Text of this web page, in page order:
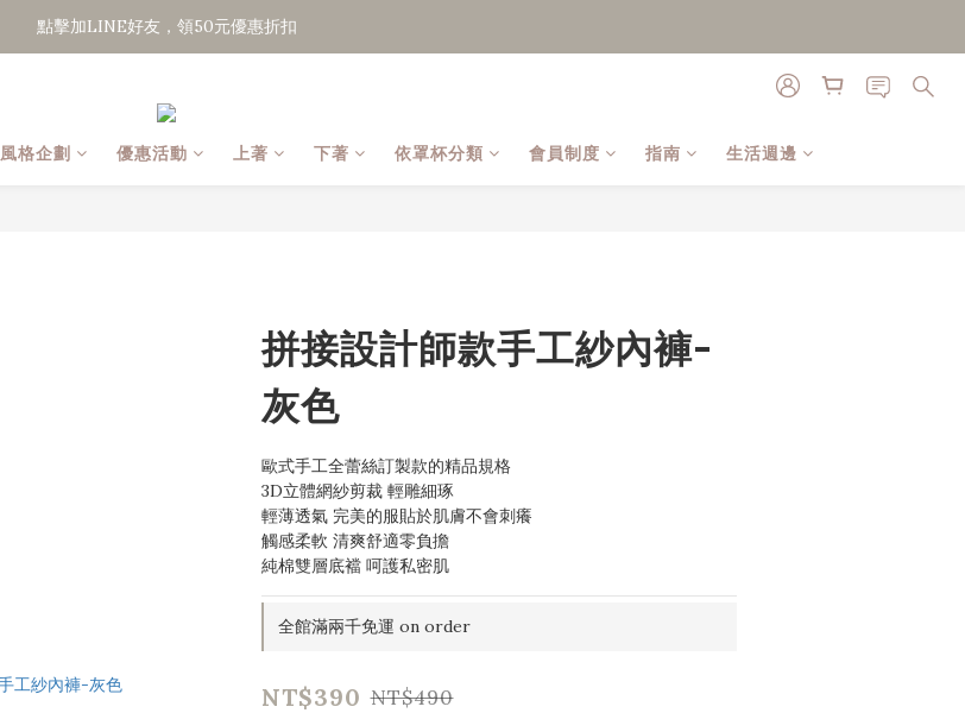
點擊加LINE好友，領50元優惠折扣
點擊加LINE好友，領50元優惠折扣
風格企劃 優惠活動 上著 下著 依罩杯分類 會員制度 指南 生活週邊
拼接設計師款手工紗內褲-
灰色
歐式手工全蕾絲訂製款的精品規格
3D立體網紗剪裁 輕雕細琢
輕薄透氣 完美的服貼於肌膚不會刺癢
觸感柔軟 清爽舒適零負擔
純棉雙層底襠 呵護私密肌
全館滿兩千免運 on order
NT$390 NT$490